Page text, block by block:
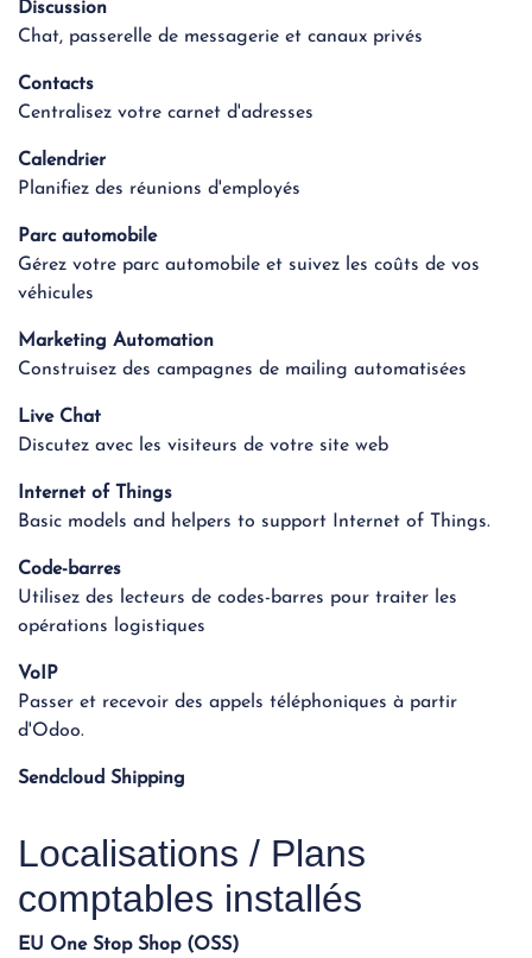
Discussion
Chat, passerelle de messagerie et canaux privés
Contacts
Centralisez votre carnet d'adresses
Calendrier
Planifiez des réunions d'employés
Parc automobile
Gérez votre parc automobile et suivez les coûts de vos
véhicules
Marketing Automation
Construisez des campagnes de mailing automatisées
Live Chat
Discutez avec les visiteurs de votre site web
Internet of Things
Basic models and helpers to support Internet of Things.
Code-barres
Utilisez des lecteurs de codes-barres pour traiter les
opérations logistiques
VoIP
Passer et recevoir des appels téléphoniques à partir
d'Odoo.
Sendcloud Shipping
Localisations / Plans
comptables installés
EU One Stop Shop (OSS)